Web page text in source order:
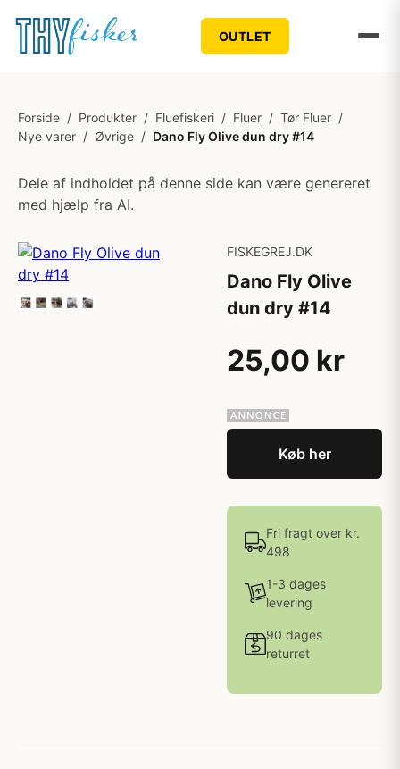
OUTLET
Forside / Produkter / Fluefiskeri / Fluer / Tør Fluer /
Nye varer / Øvrige / Dano Fly Olive dun dry #14
Dele af indholdet på denne side kan være genereret
med hjælp fra AI.
FISKEGREJ.DK
Dano Fly Olive
dun dry #14
25,00 kr
Køb her
Fri fragt over kr.
498
1-3 dages
levering
90 dages
returret